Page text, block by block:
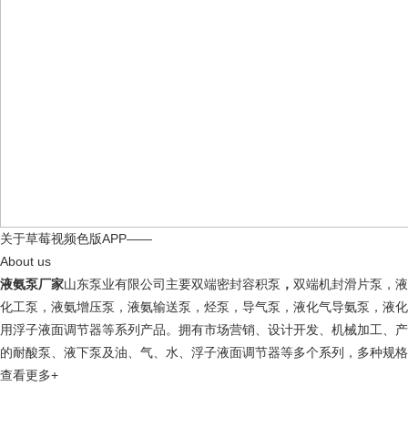
关于草莓视频色版APP——
About us
液氨泵厂家山东泵业有限公司主要双端密封容积泵 ， 双端机封滑片泵，
化工泵，液氨增压泵，液氨输送泵，烃泵，导气泵，液化气导氨泵，液
用浮子液面调节器等系列产品。拥有市场营销、设计开发、机械加工
的耐酸泵、液下泵及油、气、水、浮子液面调节器等多个系列，多种规
查看更多+